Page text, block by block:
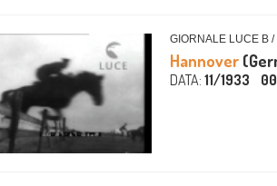
GIORNALE LUCE B
Hannover
DATA: 11/1933